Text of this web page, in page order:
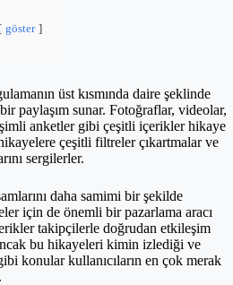
göster
üst kısmında daire şeklinde
paylaşım sunar. Fotoğraflar, videolar,
anketler gibi çeşitli içerikler hikaye
çeşitli filtreler çıkartmalar ve
sergilerler.
daha samimi bir şekilde
için de önemli bir pazarlama aracı
takipçilerle doğrudan etkileşim
bu hikayeleri kimin izlediği ve
konular kullanıcıların en çok merak